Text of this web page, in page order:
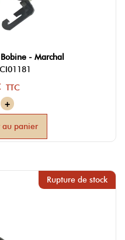
- Marchal
TTC
+
au panier
Rupture de stock